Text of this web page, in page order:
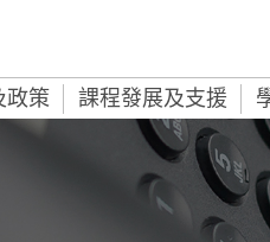
政策 課程發展及支援